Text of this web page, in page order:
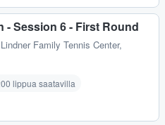
- Session 6 - First Round
Family Tennis Center,
lippua saatavilla